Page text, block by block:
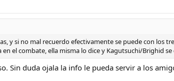
y si no mal recuerdo efectivamente se puede con los
el combate, ella misma lo dice y Kagutsuchi/Brighid
Sin duda ojala la info le pueda servir a los